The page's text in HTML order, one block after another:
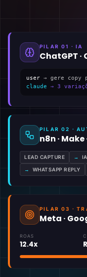
PILAR 01 · IA
ChatGPT ·
user → gere copy
claude → 3
PILAR 02 ·
n8n ·
LEAD CAPTURE →
→ WHATSAPP REPLY
PILAR 03 ·
Meta ·
ROAS
12.4x